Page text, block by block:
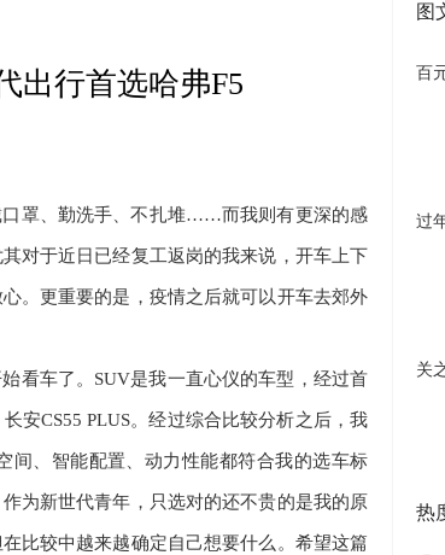
出行首选哈弗F5
罩、勤洗手、不扎堆……而我则有更深的感
对于近日已经复工返岗的我来说，开车上下
。更重要的是，疫情之后就可以开车去郊外
看车了。 SUV是我一直心仪的车型，经过首
长安CS55 PLUS。经过综合比较分析之后，我
间、智能配置、动力性能都符合我的选车标
为新世代青年，只选对的还不贵的是我的原
比较中越来越确定自己想要什么。希望这篇
图
百
过
关
热